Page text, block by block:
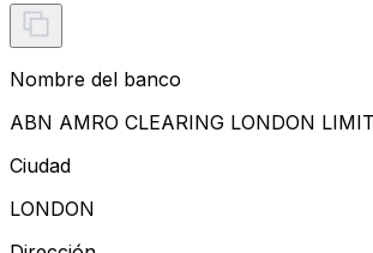
Nombre del banco
ABN AMRO CLEARING LONDON
Ciudad
LONDON